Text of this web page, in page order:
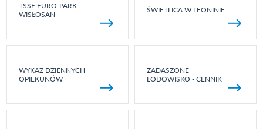
TSSE EURO-PARK
WISŁOSAN
ŚWIETLICA W LEONINIE
WYKAZ DZIENNYCH
OPIEKUNÓW
ZADASZONE
LODOWISKO - CENNIK